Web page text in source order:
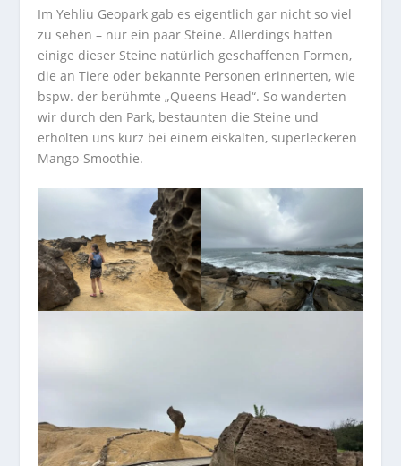
Im Yehliu Geopark gab es eigentlich gar nicht so viel
zu sehen – nur ein paar Steine. Allerdings hatten
einige dieser Steine natürlich geschaffenen Formen,
die an Tiere oder bekannte Personen erinnerten, wie
bspw. der berühmte „Queens Head“. So wanderten
wir durch den Park, bestaunten die Steine und
erholten uns kurz bei einem eiskalten, superleckeren
Mango-Smoothie.